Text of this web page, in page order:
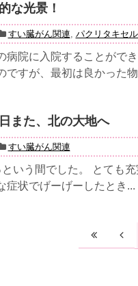
な光景！
すい臓がん関連 パクリタキセ
病院に入院することがで
ですが、最初は良かった
また、北の大地へ
すい臓がん関連
いう間でした。 とても
症状でげーげーしたとき...